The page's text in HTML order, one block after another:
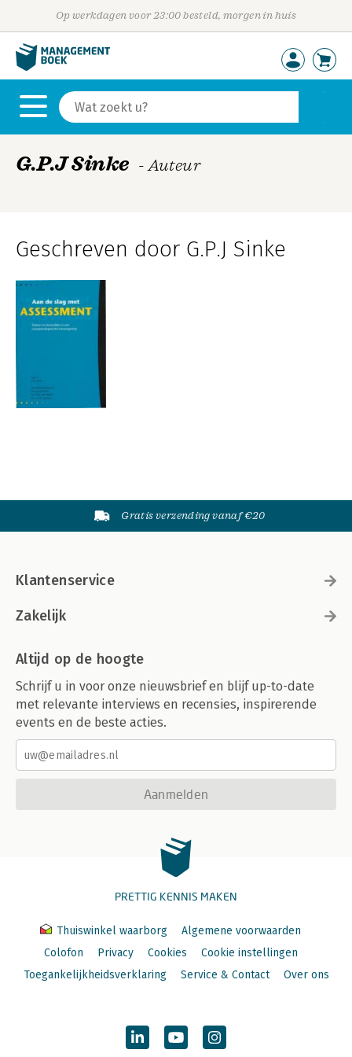
Op werkdagen voor 23:00 besteld, morgen in huis
G.P.J Sinke - Auteur
Geschreven door G.P.J Sinke
Gratis verzending vanaf €20
Klantenservice
Zakelijk
Altijd op de hoogte
Schrijf u in voor onze nieuwsbrief en blijf up-to-date
met relevante interviews en recensies, inspirerende
events en de beste acties.
Aanmelden
PRETTIG KENNIS MAKEN
Thuiswinkel waarborg
Algemene voorwaarden
Colofon
Privacy Cookies
Cookie instellingen
Toegankelijkheidsverklaring
Service & Contact Over ons